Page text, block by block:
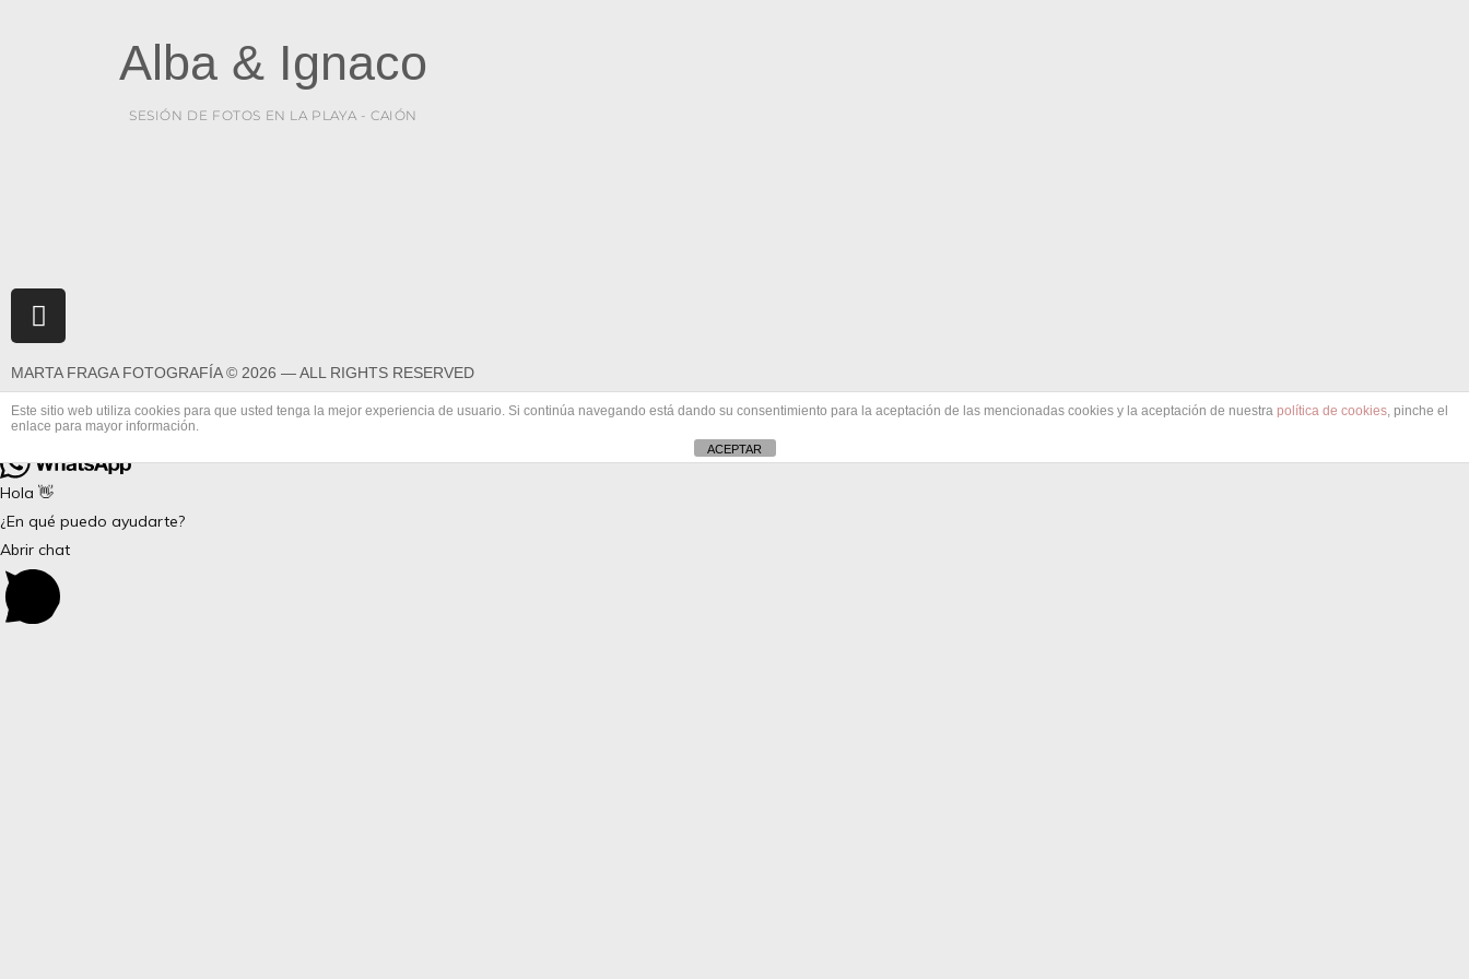
Alba & Ignaco
SESIÓN DE FOTOS EN LA PLAYA - CAIÓN
MARTA FRAGA FOTOGRAFÍA © 2026 — ALL RIGHTS RESERVED
Este sitio web utiliza cookies para que usted tenga la mejor experiencia de usuario. Si continúa navegando está dando su consentimiento para la aceptación de las mencionadas cookies y la aceptación de nuestra política de cookies, pinche el
enlace para mayor información.
ACEPTAR
Hola
Hola 👋
¿En qué puedo ayudarte?
Abrir chat